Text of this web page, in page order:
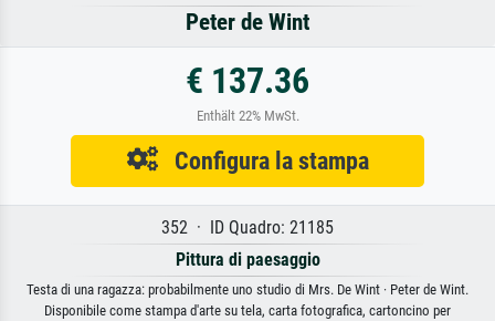
Peter de Wint
€ 137.36
Enthält 22% MwSt.
Configura la stampa
352 · ID Quadro: 21185
Pittura di paesaggio
Testa di una ragazza: probabilmente uno studio di Mrs. De Wint · Peter de Wint.
Disponibile come stampa d'arte su tela, carta fotografica, cartoncino per